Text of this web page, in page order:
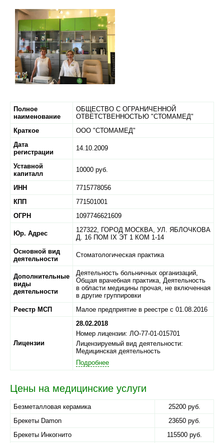
Полное
наименование
ОБЩЕСТВО С ОГРАНИЧЕННОЙ
ОТВЕТСТВЕННОСТЬЮ "СТОМАМЕД"
Краткое
ООО "СТОМАМЕД"
Дата
регистрации
14.10.2009
Уставной
капиталл
10000 руб.
ИНН
7715778056
КПП
771501001
ОГРН
1097746621609
Юр. Адрес 127322, ГОРОД МОСКВА, УЛ. ЯБЛОЧКОВА
Д. 16 ПОМ IX ЭТ 1 КОМ 1-14
Основной вид
деятельности
Стоматологическая практика
Дополнительные
виды
деятельности
Деятельность больничных организаций,
Общая врачебная практика, Деятельность
в области медицины прочая, не включенная
в другие группировки
Реестр МСП
Малое предприятие в реестре с 01.08.2016
Лицензии
28.02.2018
Номер лицензии: ЛО-77-01-015701
Лицензируемый вид деятельности:
Медицинская деятельность
Подробнее
Цены на медицинские услуги
Безметалловая керамика
25200 руб.
Брекеты Damon
23650 руб.
Брекеты Инкогнито
115500 руб.